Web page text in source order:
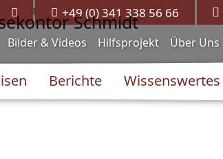
+49 (0) 341 338 56 66
Berichte Wissenswertes
Bilder & Videos Hilfsprojekt Über Uns